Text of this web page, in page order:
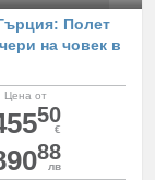
Полет
на човек в
Цена от
50
€
88
лв